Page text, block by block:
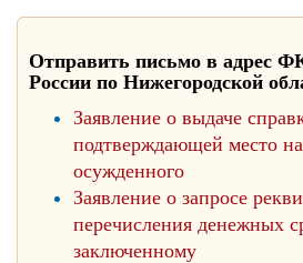
Отправить письмо в
России по Нижегородской
Заявление о выдаче
подтверждающей место
осужденного
Заявление о запросе
перечисления денежных
заключенному